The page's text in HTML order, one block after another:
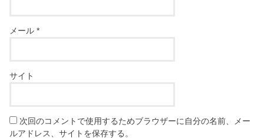
メール*
サイト
次回のコメントで使用するためブラウザーに自分の名前、メー
ルアドレス、サイトを保存する。